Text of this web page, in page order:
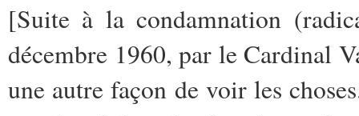
[Suite à la condamnation
décembre 1960, par le Cardinal
une autre façon de voir les